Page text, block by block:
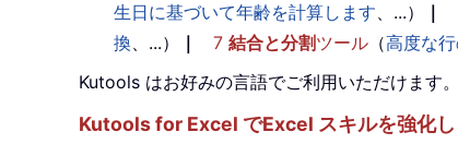
生日に基づいて年齢を計算します、...） ｜
換、...） ｜ 7 結合と分割ツール （高度な
Kutools はお好みの言語でご利用いただけます
Kutools for Excel でExcel スキルを強化し